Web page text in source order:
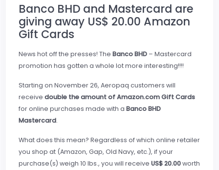
Banco BHD and Mastercard are
giving away US$ 20.00 Amazon
Gift Cards
News hot off the presses! The Banco BHD – Mastercard
promotion has gotten a whole lot more interesting!!!!
Starting on November 26, Aeropaq customers will
receive double the amount of Amazon.com Gift Cards
for online purchases made with a Banco BHD
Mastercard.
What does this mean? Regardless of which online retailer
you shop at (Amazon, Gap, Old Navy, etc.), if your
purchase(s) weigh 10 lbs., you will receive US$ 20.00worth